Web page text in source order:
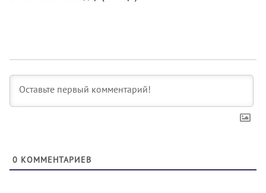
0 КОММЕНТАРИЕВ